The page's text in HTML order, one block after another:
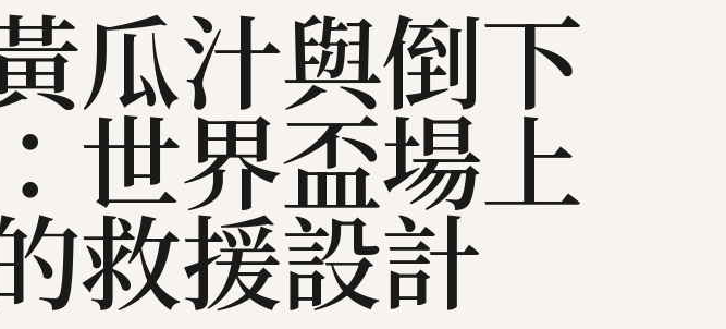
瓜汁與倒下
世界盃場上
救援設計